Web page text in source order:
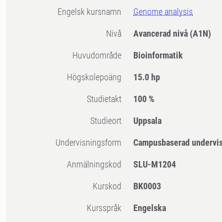
Engelsk kursnamn Genome analysis
Nivå Avancerad nivå (A1N)
Huvudområde Bioinformatik
högskolepoäng 15.0 hp
Studietakt 100 %
Studieort Uppsala
Undervisningsform Campusbaserad
Anmälningskod SLU-M1204
Kurskod BK0003
Kursspråk Engelska